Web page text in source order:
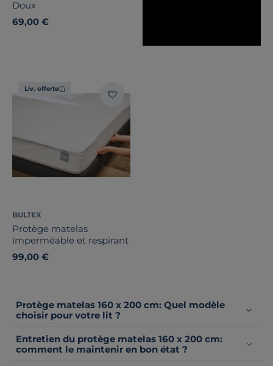
Doux
69,00 €
Liv. offerte
BULTEX
Protège matelas
imperméable et respirant
99,00 €
Protège matelas 160 x 200 cm: Quel modèle
choisir pour votre lit ?
Entretien du protège matelas 160 x 200 cm:
comment le maintenir en bon état ?